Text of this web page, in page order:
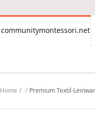
communitymontessori.net
communitymontessori.net
Home Premium Textil-